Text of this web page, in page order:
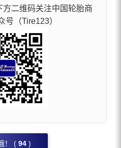
方二维码关注中国轮胎商
号（Tire123）
！ ( 94 )